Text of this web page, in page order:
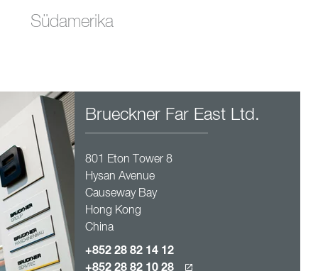
Südamerika
Brueckner Far East Ltd.
801 Eton Tower 8
Hysan Avenue
Causeway Bay
Hong Kong
China
+852 28 82 14 12
+852 28 82 10 28